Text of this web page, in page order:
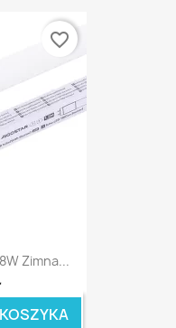
Zimna...
favorite_border